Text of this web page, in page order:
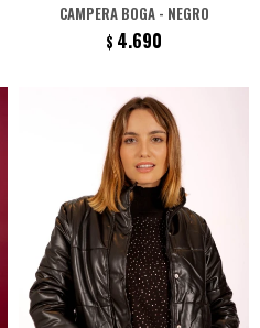
CAMPERA BOGA - NEGRO
$ 4.690